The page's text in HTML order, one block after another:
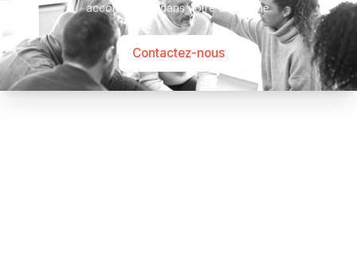
accompagner dans votre démarche.
Contactez-nous